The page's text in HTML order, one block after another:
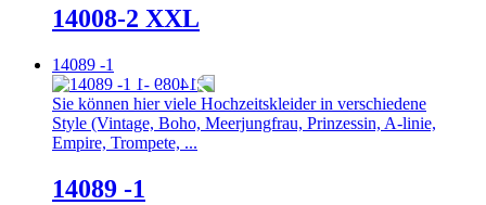
14008-2 XXL
14089 -1
Sie können hier viele Hochzeitskleider in verschiedene
Style (Vintage, Boho, Meerjungfrau, Prinzessin, A-linie,
Empire, Trompete, ...
14089 -1